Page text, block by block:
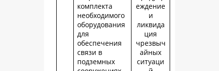
комплекта
необходимого
оборудования
для
обеспечения
связи в
подземных
еждение
и
ликвида
ция
чрезвыч
айных
ситуаци